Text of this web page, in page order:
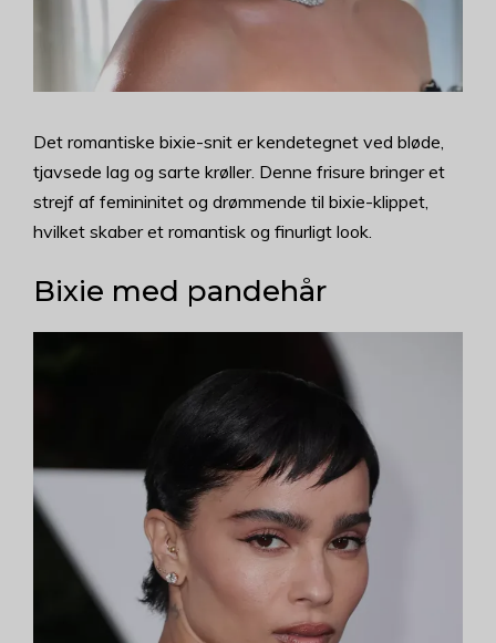
Det romantiske bixie-snit er kendetegnet ved bløde,
tjavsede lag og sarte krøller. Denne frisure bringer et
strejf af femininitet og drømmende til bixie-klippet,
hvilket skaber et romantisk og finurligt look.
Bixie med pandehår